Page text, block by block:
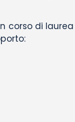
corso di laurea